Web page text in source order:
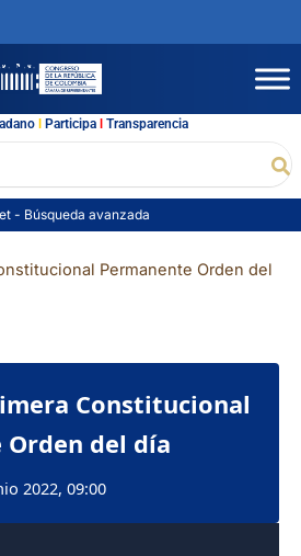
l Participal Transparencia
- Búsqueda avanzada
Permanente Orden del
Constitucional
Orden del día
2022, 09:00